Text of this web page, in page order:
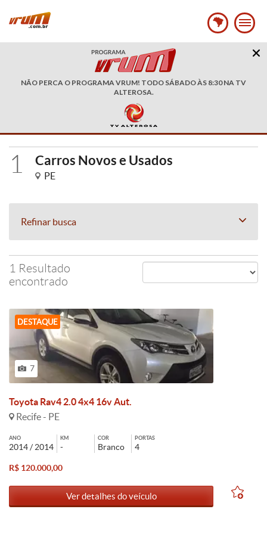
NÃO PERCA O PROGRAMA VRUM! TODO SÁBADO ÀS 8:30 NA TV
ALTEROSA.
1 Carros Novos e Usados
PE
Refinar busca
1 Resultado
encontrado
DESTAQUE
7
Toyota Rav4 2.0 4x4 16v Aut.
Recife - PE
ANO
2014 / 2014
KM
-
COR
Branco
PORTAS
4
R$ 120.000,00
Ver detalhes do veículo